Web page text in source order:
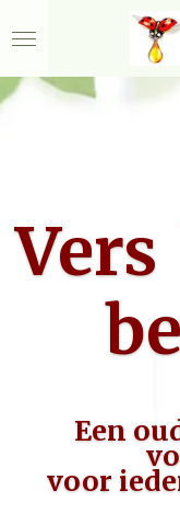
direct
de
Een
voor